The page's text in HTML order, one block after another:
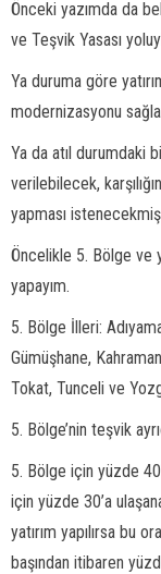
Önceki yazımda da
ve Teşvik Yasası
Ya duruma göre
modernizasyonu
Ya da atıl durumdaki
verilebilecek,
yapması
Öncelikle 5. Bölge ve
yapayım.
5. Bölge İlleri:
Gümüşhane,
Tokat, Tunceli ve
5. Bölge’nin teşvik
5. Bölge için yüzde
için yüzde 30’a
yatırım yapılırsa bu
başından itibaren